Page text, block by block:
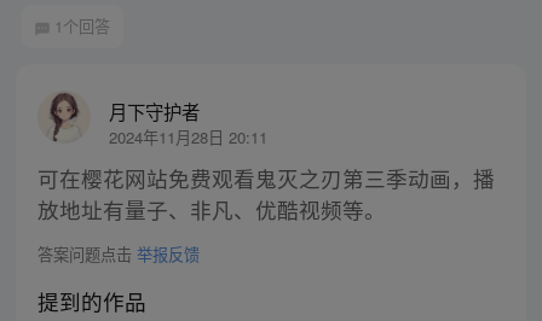
1个回答
月下守护者
2024年11月28日 20:11
可在樱花网站免费观看鬼灭之刃第三季动画，播
放地址有量子、非凡、优酷视频等。
答案问题点击 举报反馈
提到的作品